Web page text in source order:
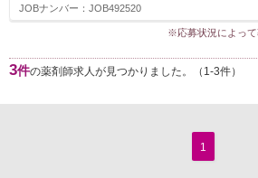
JOBナンバー：JOB492520
※応募状況によって
3件の薬剤師求人が見つかりました。（1-3件）
1